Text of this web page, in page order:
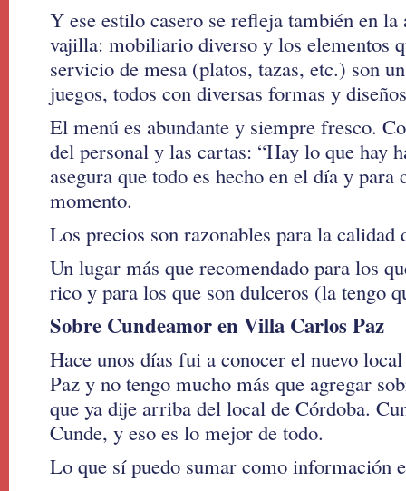
Y ese estilo casero se refleja también en
vajilla: mobiliario diverso y los elementos
servicio de mesa (platos, tazas, etc.) son
juegos, todos con diversas formas y
El menú es abundante y siempre fresco.
del personal y las cartas: “Hay lo que hay
asegura que todo es hecho en el día y para
momento.
Los precios son razonables para la calidad
Un lugar más que recomendado para los
rico y para los que son dulceros (la tengo
Sobre Cundeamor en Villa Carlos Paz
Hace unos días fui a conocer el nuevo
Paz y no tengo mucho más que agregar
que ya dije arriba del local de Córdoba.
Cunde, y eso es lo mejor de todo.
Lo que sí puedo sumar como información